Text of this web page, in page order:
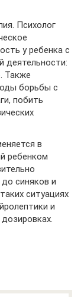
Психолог
у ребенка с
деятельности:
Также
борьбы с
побить
в
ребенком
синяков и
ситуациях
и